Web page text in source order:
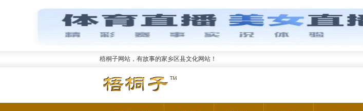
梧桐子网站，有故事的家乡区县文化网站！